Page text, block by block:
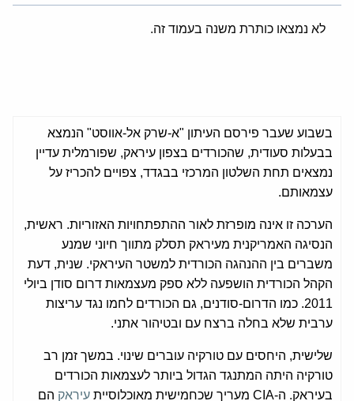
לא נמצאו כותרת משנה בעמוד זה.
בשבוע שעבר פירסם העיתון "א-שרק אל-אווסט" הנמצא
בבעלות סעודית, שהכורדים בצפון עיראק, שפורמלית עדיין
נמצאים תחת השלטון המרכזי בבגדד, צפויים להכריז על
עצמאותם.
הערכה זו אינה מופרזת לאור ההתפתחויות האזוריות. ראשית,
הנסיגה האמריקנית מעיראק תסלק מתווך חיוני שמנע
משברים בין ההנהגה הכורדית למשטר העיראקי. שנית, דעת
הקהל הכורדית הושפעה ללא ספק מעצמאות דרום סודן ביולי
2011. כמו הדרום-סודנים, גם הכורדים לחמו נגד עריצות
ערבית שלא בחלה ברצח עם ובטיהור אתני.
שלישית, היחסים עם טורקיה עוברים שינוי. במשך זמן רב
טורקיה היתה המתנגד הגדול ביותר לעצמאות הכורדים
בעיראק. ה-CIA מעריך שכחמישית מאוכלוסיית
עיראק הם